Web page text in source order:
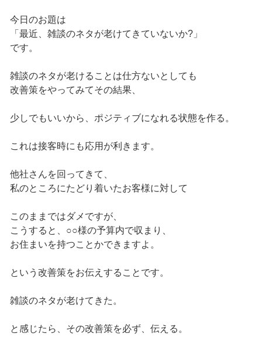
今日のお題は
「最近、雑談のネタが老けてきていないか?」
です。
雑談のネタが老けることは仕方ないとしても
改善策をやってみてその結果、
少しでもいいから、ポジティブになれる状態を作る。
これは接客時にも応用が利きます。
他社さんを回ってきて、
私のところにたどり着いたお客様に対して
このままではダメですが、
こうすると、○○様の予算内で収まり、
お住まいを持つことかできますよ。
という改善策をお伝えすることです。
雑談のネタが老けてきた。
と感じたら、その改善策を必ず、伝える。